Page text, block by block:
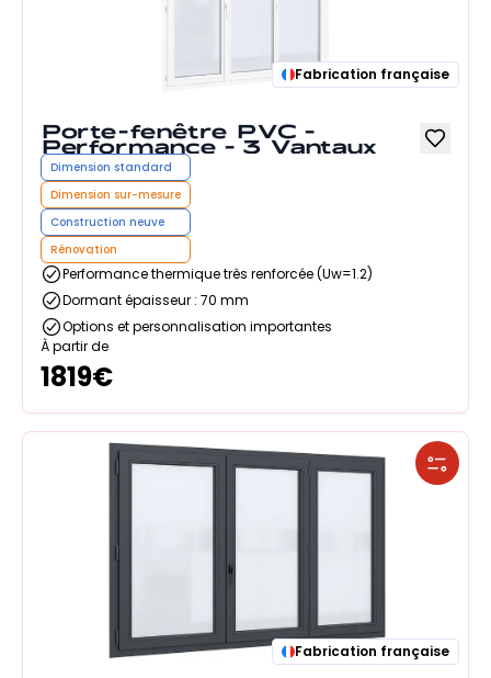
Fabrication française
Porte-fenêtre PVC -
Performance - 3 Vantaux
Dimension standard
Dimension sur-mesure
Construction neuve
Rénovation
Performance thermique très renforcée (Uw=1.2)
Dormant épaisseur : 70 mm
Options et personnalisation importantes
À partir de
1819€
Fabrication française